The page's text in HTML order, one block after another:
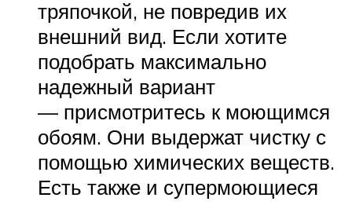
тряпочкой, не повредив их
внешний вид. Если хотите
подобрать максимально
надежный вариант
— присмотритесь к моющимся
обоям. Они выдержат чистку с
помощью химических веществ.
Есть также и супермоющиеся